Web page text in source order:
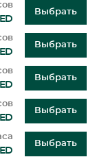
Выбрать
Выбрать
Выбрать
Выбрать
Выбрать